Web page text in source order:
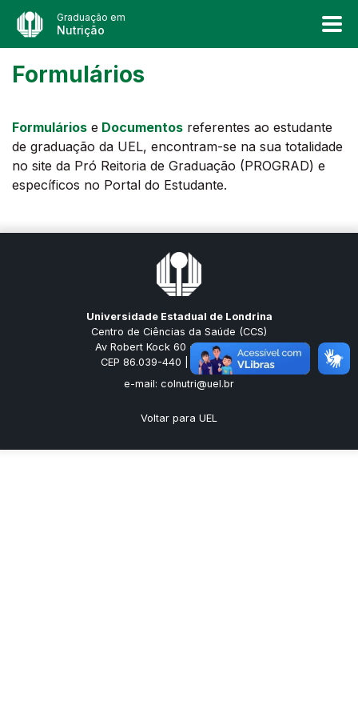
Graduação em
Nutrição
Formulários
Formulários e Documentos referentes ao estudante
de graduação da UEL, encontram-se na sua totalidade
no site da Pró Reitoria de Graduação (PROGRAD) e
específicos no Portal do Estudante.
Universidade Estadual de Londrina
Centro de Ciências da Saúde (CCS)
Av Robert Kock 60 - Vila Operária
CEP 86.039-440 | Londrina - PR
e-mail: colnutri@uel.br
Voltar para UEL